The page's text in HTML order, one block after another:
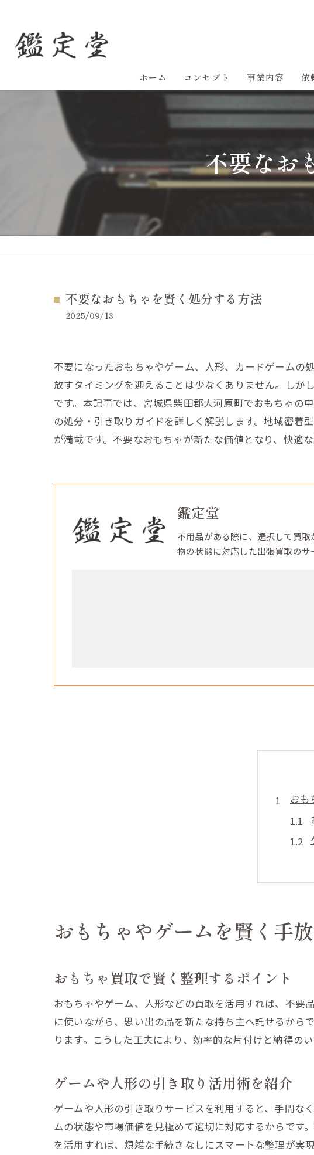
ホーム コンセプト 事業内容 依
不要なお
不要なおもちゃを賢く処分する方法
2025/09/13
不要になったおもちゃやゲーム、人形、カードゲームの
放すタイミングを迎えることは少なくありません。しか
です。本記事では、宮城県柴田郡大河原町でおもちゃの
の処分・引き取りガイドを詳しく解説します。地域密着
が満載です。不要なおもちゃが新たな価値となり、快適
鑑定堂
不用品がある際に、選択して買
物の状態に対応した出張買取のサ
おも
人
引き
おもちゃやゲームを賢く手
おもちゃ買取で賢く整理するポイント
おもちゃやゲーム、人形などの買取を活用すれば、不要
に使いながら、思い出の品を新たな持ち主へ託せるから
ります。こうした工夫により、効率的な片付けと納得の
ゲームや人形の引き取り活用術を紹介
ゲームや人形の引き取りサービスを利用すると、手間な
ムの状態や市場価値を見極めて適切に対応するからです
を活用すれば、煩雑な手続きなしにスマートな整理が実現